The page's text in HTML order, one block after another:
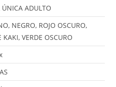
ÚNICA ADULTO
NEGRO, ROJO OSCURO,
KAKI, VERDE OSCURO